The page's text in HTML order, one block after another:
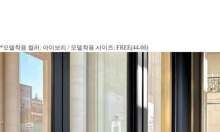
*모델착용 컬러: 아이보리 / 모델착용 사이즈: FREE(44-66)